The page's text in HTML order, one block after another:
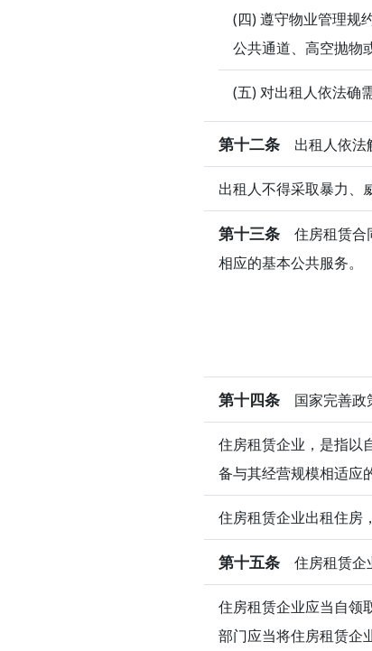
(四) 遵守物业管理规
公共通道、高空抛物
(五) 对出租人依法确
第十二条 出租人依法
出租人不得采取暴力、
第十三条 住房租赁合
相应的基本公共服务。
第十四条 国家完善政
住房租赁企业，是指以
备与其经营规模相适应
住房租赁企业出租住房
第十五条 住房租赁企
住房租赁企业应当自领
部门应当将住房租赁企